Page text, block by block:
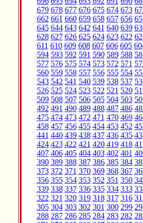
679 678 677 676 675 674 673
662 661 660 659 658 657 656
645 644 643 642 641 640 639
628 627 626 625 624 623 622
611 610 609 608 607 606 605
594 593 592 591 590 589 588
577 576 575 574 573 572 571
560 559 558 557 556 555 554
543 542 541 540 539 538 537
526 525 524 523 522 521 520
509 508 507 506 505 504 503
492 491 490 489 488 487 486
475 474 473 472 471 470 469
458 457 456 455 454 453 452
441 440 439 438 437 436 435
424 423 422 421 420 419 418
407 406 405 404 403 402 401
390 389 388 387 386 385 384
373 372 371 370 369 368 367
356 355 354 353 352 351 350
339 338 337 336 335 334 333
322 321 320 319 318 317 316
305 304 303 302 301 300 299
288 287 286 285 284 283 282